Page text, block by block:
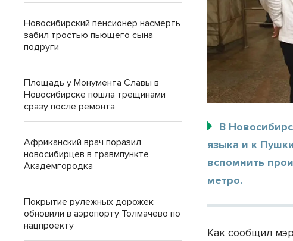
В
языка и к
вспомнить
метро.
Как сообщил
Новосибирский пенсионер насмерть
забил тростью пьющего сына
подруги
Площадь у Монумента Славы в
Новосибирске пошла трещинами
сразу после ремонта
Африканский врач поразил
новосибирцев в травмпункте
Академгородка
Покрытие рулежных дорожек
обновили в аэропорту Толмачево по
нацпроекту